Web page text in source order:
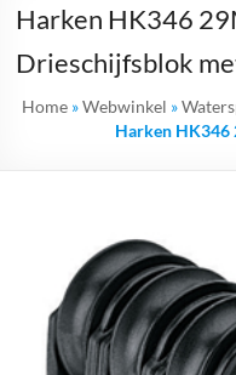
goed
advies!
Harken HK346
Drieschijfsblok
Home»Webwinkel »
Harken HK346